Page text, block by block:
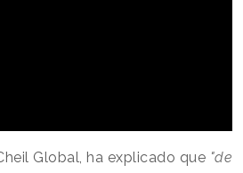
Global, ha explicado que "de